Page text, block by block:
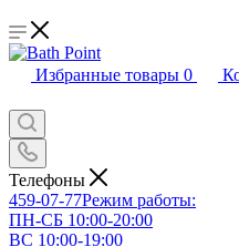
Избранные товары 0
Телефоны
459-07-77Режим работы:
ПН-СБ 10:00-20:00
ВС 10:00-19:00